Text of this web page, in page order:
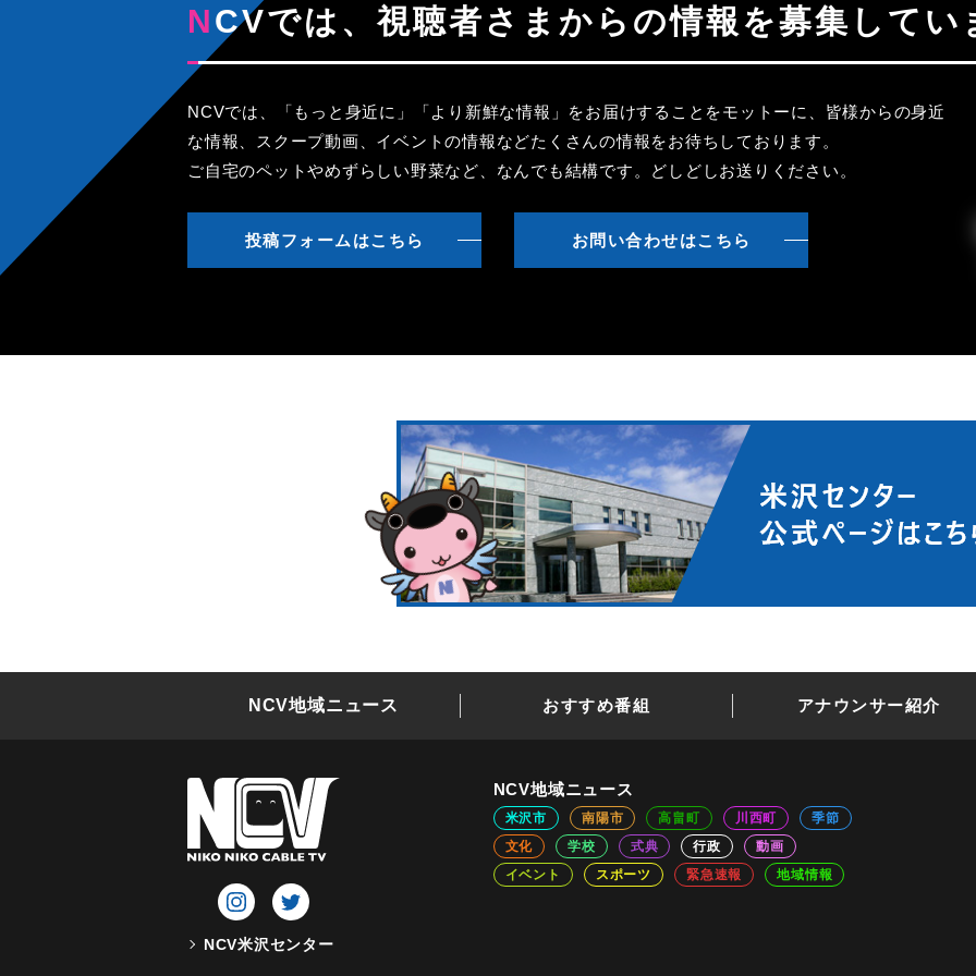
NCVでは、視聴者さまからの情報を募集してい
NCVでは、「もっと身近に」「より新鮮な情報」をお届けすることをモットーに、皆様からの身近
な情報、スクープ動画、イベントの情報などたくさんの情報をお待ちしております。
ご自宅のペットやめずらしい野菜など、なんでも結構です。どしどしお送りください。
投稿フォームはこちら お問い合わせはこちら
NCV地域ニュース おすすめ番組 アナウンサー紹介
NCV米沢センター
NCV地域ニュース
米沢市 南陽市 高畠町 川西町
季節
文化
学校 式典 行政
動画
イベント
スポーツ 緊急速報 地域情報